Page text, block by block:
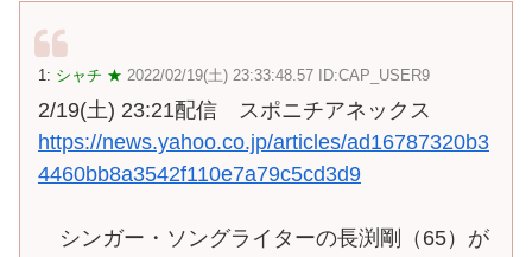
1: シャチ ★ 2022/02/19(土) 23:33:48.57 ID:CAP_USER9
2/19(土) 23:21配信 スポニチアネックス
https://news.yahoo.co.jp/articles/ad16787320b3
4460bb8a3542f110e7a79c5cd3d9
シンガー・ソングライターの長渕剛（65）が